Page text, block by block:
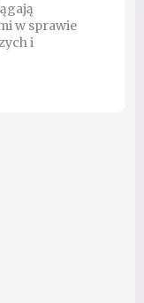
w sprawie
i